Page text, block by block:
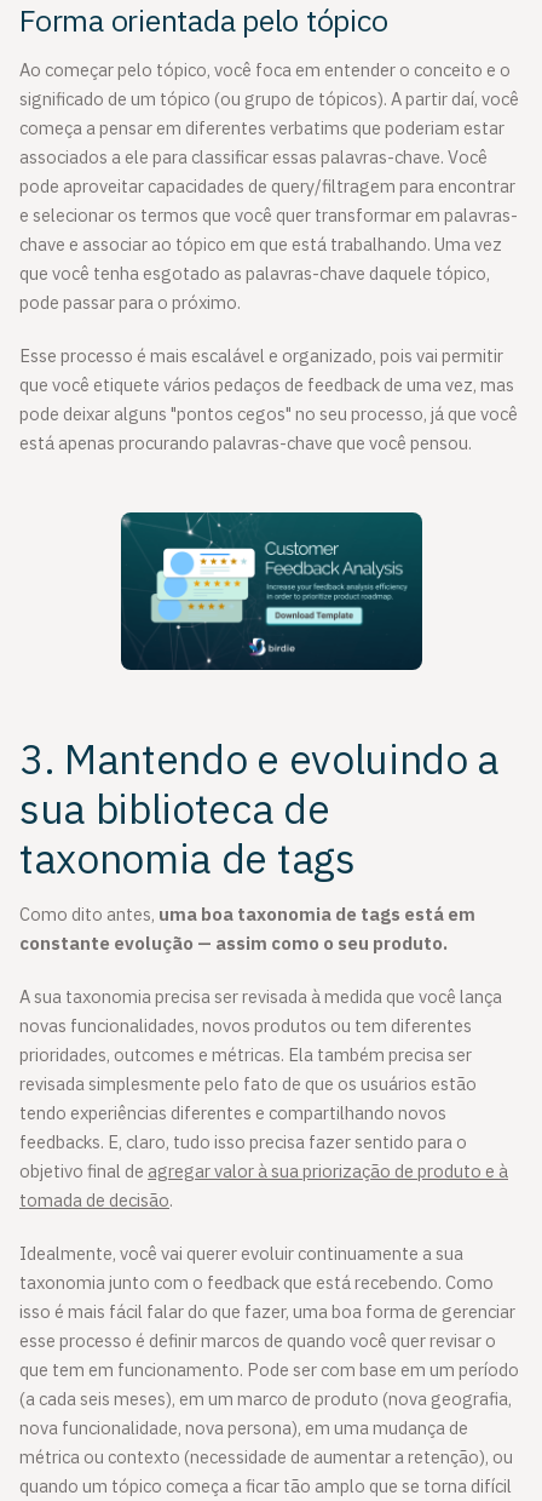
Forma orientada pelo tópico
Ao começar pelo tópico, você foca em entender o conceito e o
significado de um tópico (ou grupo de tópicos). A partir daí, você
começa a pensar em diferentes verbatims que poderiam estar
associados a ele para classificar essas palavras-chave. Você
pode aproveitar capacidades de query/filtragem para encontrar
e selecionar os termos que você quer transformar em palavras-
chave e associar ao tópico em que está trabalhando. Uma vez
que você tenha esgotado as palavras-chave daquele tópico,
pode passar para o próximo.
Esse processo é mais escalável e organizado, pois vai permitir
que você etiquete vários pedaços de feedback de uma vez, mas
pode deixar alguns "pontos cegos" no seu processo, já que você
está apenas procurando palavras-chave que você pensou.
3. Mantendo e evoluindo a
sua biblioteca de
taxonomia de tags
Como dito antes, uma boa taxonomia de tags está em
constante evolução — assim como o seu produto.
A sua taxonomia precisa ser revisada à medida que você lança
novas funcionalidades, novos produtos ou tem diferentes
prioridades, outcomes e métricas. Ela também precisa ser
revisada simplesmente pelo fato de que os usuários estão
tendo experiências diferentes e compartilhando novos
feedbacks. E, claro, tudo isso precisa fazer sentido para o
objetivo final de agregar valor à sua priorização de produto e à
tomada de decisão.
Idealmente, você vai querer evoluir continuamente a sua
taxonomia junto com o feedback que está recebendo. Como
isso é mais fácil falar do que fazer, uma boa forma de gerenciar
esse processo é definir marcos de quando você quer revisar o
que tem em funcionamento. Pode ser com base em um período
(a cada seis meses), em um marco de produto (nova geografia,
nova funcionalidade, nova persona), em uma mudança de
métrica ou contexto (necessidade de aumentar a retenção), ou
quando um tópico começa a ficar tão amplo que se torna difícil